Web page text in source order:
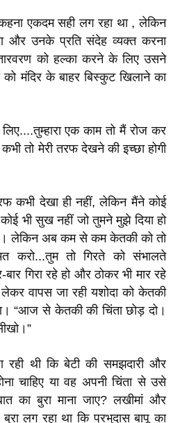
एकदम सही लग रहा था , लेकिन
और उनके प्रति संदेह व्यक्त करना
को हल्का करने के लिए उसने
को मंदिर के बाहर बिस्कुट खिलाने का
एक काम तो मैं रोज कर
तो मेरी तरफ देखने की इच्छा होगी
कभी देखा ही नहीं, लेकिन मैंने कोई
भी सुख नहीं जो तुमने मुझे दिया हो
लेकिन अब कम से कम केतकी को तो
करो...तुम तो गिरते को संभालते
बार गिरा रहे हो और ठोकर भी मार रहे
वापस जा रही यशोदा को केतकी
“आज से केतकी की चिंता छोड़ दो।
रही थी कि बेटी की समझदारी और
चाहिए या वह अपनी चिंता से उसे
का बुरा माना जाए? लखीमां और
लग रहा था कि प्रभुदास बापू का